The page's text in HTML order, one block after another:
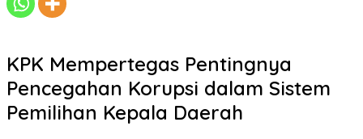
KPK Mempertegas Pentingnya
Pencegahan Korupsi dalam Sistem
Pemilihan Kepala Daerah